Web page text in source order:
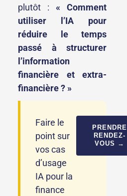
plutôt : « Comment
utiliser l’IA pour
réduire le temps
passé à structurer
l’information
financière et extra-
financière ? »
Faire le
point sur
vos cas
d’usage
IA pour la
finance
PRENDRE
RENDEZ-
VOUS →